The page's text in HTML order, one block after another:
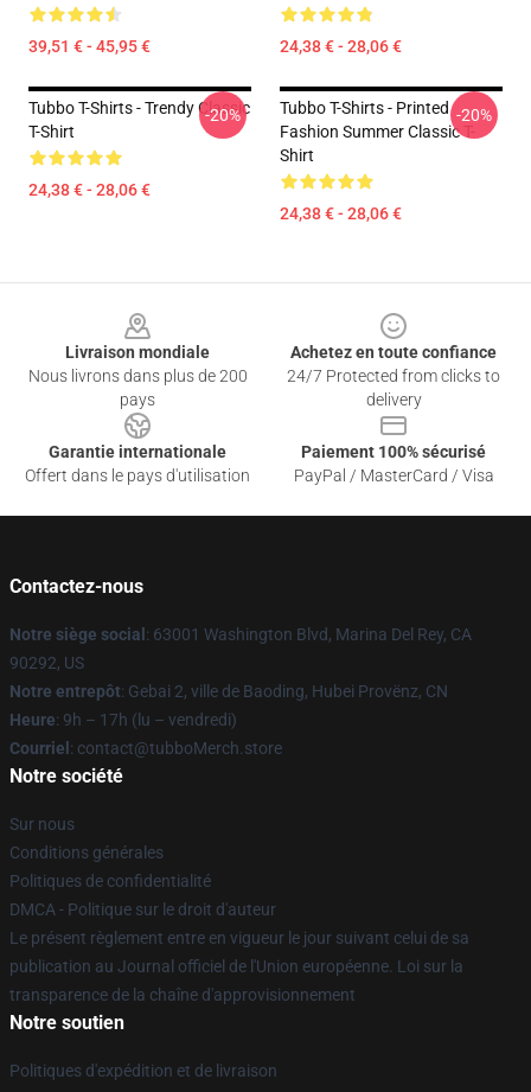
39,51 € - 45,95 € 24,38 € - 28,06 €
Tubbo T-Shirts - Trendy Classic
T-Shirt
24,38 € - 28,06 €
-20%
Tubbo T-Shirts - Printed
Fashion Summer Classic T-
Shirt
24,38 € - 28,06 €
-20%
Livraison mondiale
Nous livrons dans plus de 200
pays
Achetez en toute confiance
24/7 Protected from clicks to
delivery
Garantie internationale
Offert dans le pays d'utilisation
Paiement 100% sécurisé
PayPal / MasterCard / Visa
Contactez-nous
Notre siège social : 63001 Washington Blvd, Marina Del Rey, CA
90292, US
Notre entrepôt: Gebai 2, ville de Baoding, Hubei Provënz, CN
Heure: 9h – 17h (lu – vendredi)
Courriel : contact@tubboMerch.store
Notre société
Sur nous
Conditions générales
Politiques de confidentialité
DMCA - Politique sur le droit d'auteur
Le présent règlement entre en vigueur le jour suivant celui de sa
publication au Journal officiel de l'Union européenne. Loi sur la
transparence de la chaîne d'approvisionnement
Notre soutien
Politiques d'expédition et de livraison